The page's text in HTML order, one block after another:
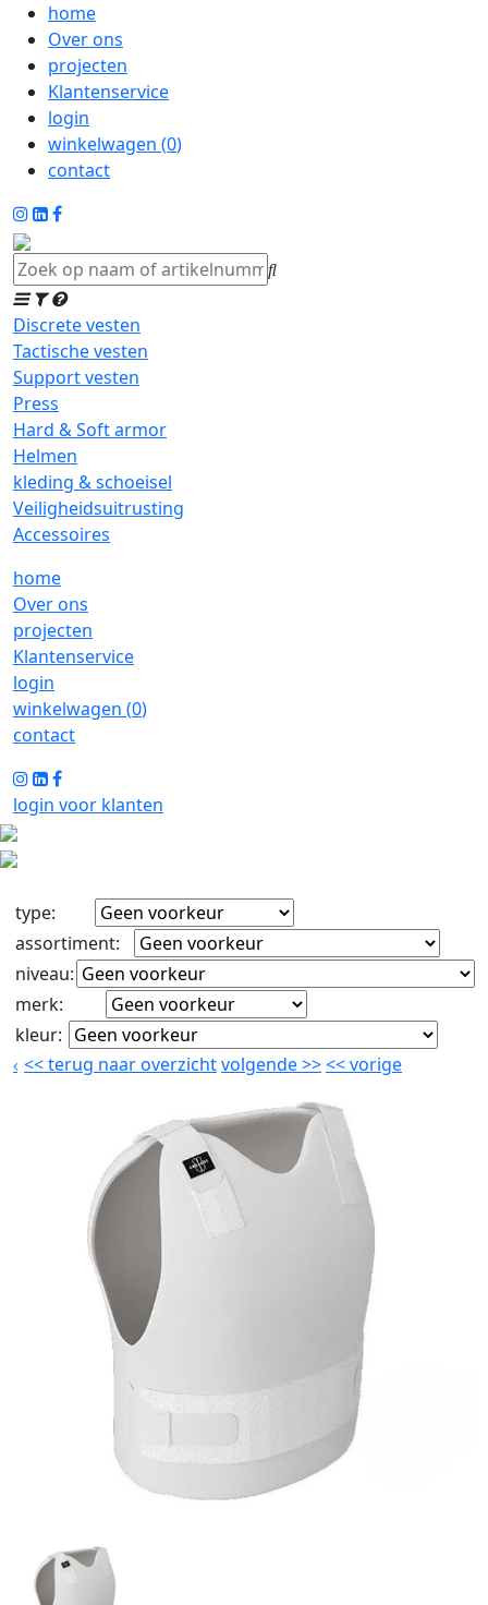
home
Over ons
projecten
Klantenservice
login
winkelwagen (0)
contact
Discrete vesten
Tactische vesten
Support vesten
Press
Hard & Soft armor
Helmen
kleding & schoeisel
Veiligheidsuitrusting
Accessoires
home
Over ons
projecten
Klantenservice
login
winkelwagen (0)
contact
login voor klanten
type:
assortiment:
niveau:
merk:
kleur:
<<terug naar overzichtvolgende>><<vorige